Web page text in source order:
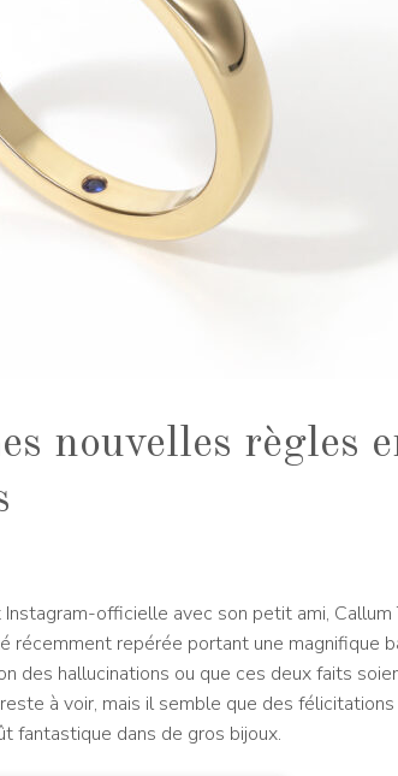
nouvelles règles
officielle avec son petit ami, Callum
récemment repérée portant une magnifique
des hallucinations ou que ces deux faits
à voir, mais il semble que des
fantastique dans de gros bijoux.